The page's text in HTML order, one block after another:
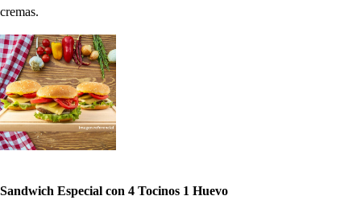
cremas.
Sandwich Especial con 4 Tocinos 1 Huevo